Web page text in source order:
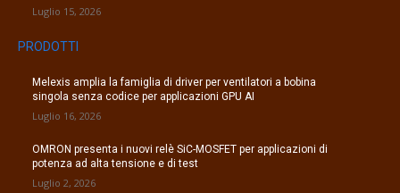
Luglio 15, 2026
PRODOTTI
Melexis amplia la famiglia di driver per ventilatori a bobina
singola senza codice per applicazioni GPU AI
Luglio 16, 2026
OMRON presenta i nuovi relè SiC-MOSFET per applicazioni di
potenza ad alta tensione e di test
Luglio 2, 2026